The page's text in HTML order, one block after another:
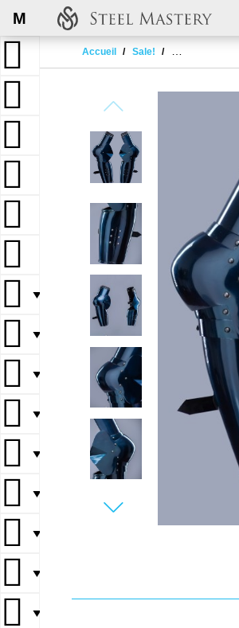
M
Accueil Sale! Knightly plate
▼
▼
▼
▼
▼
▼
▼
▼
▼